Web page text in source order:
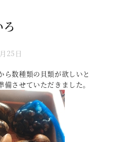
ろ
25日
ら数種類の貝類が欲しいと
備させていただきました。